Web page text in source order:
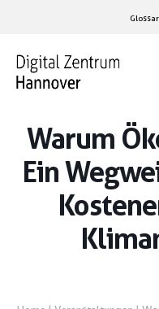
Glossar
Warum
Ein